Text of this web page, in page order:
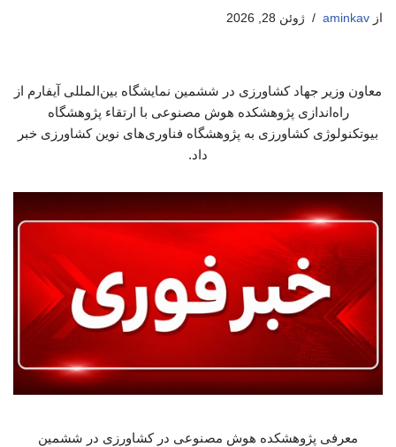
از aminkav ژوئن 28, 2026
معاون وزیر جهاد کشاورزی در ششمین نمایشگاه بین‌المللی آیفارم از
راه‌اندازی پژوهشکده هوش مصنوعی با ارتقاء پژوهشگاه
بیوتکنولوژی کشاورزی به پژوهشگاه فناوری‌های نوین کشاورزی خبر
داد.
معرفی پژوهشکده هوش مصنوعی در کشاورزی در ششمین